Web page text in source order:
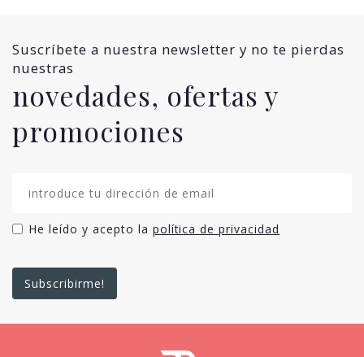
Suscríbete a nuestra newsletter y no te pierdas
nuestras
novedades, ofertas y
promociones
He leído y acepto la política de privacidad